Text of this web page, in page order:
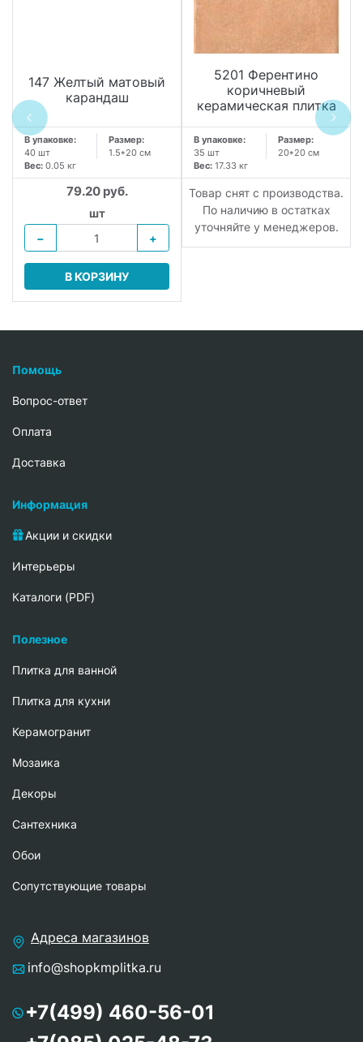
147 Желтый матовый
карандаш
В упаковке:
40 шт
Размер:
1.5*20 см
Вес: 0.05 кг
79.20 руб.
шт
−
+
В КОРЗИНУ
5201 Ферентино
коричневый
керамическая плитка
В упаковке:
35 шт
Размер:
20*20 см
Вес: 17.33 кг
Товар снят с производства.
По наличию в остатках
уточняйте у менеджеров.
Помощь
Вопрос-ответ
Oплата
Доставка
Информация
Акции и скидки
Интерьеры
Каталоги (PDF)
Полезное
Плитка для ванной
Плитка для кухни
Керамогранит
Мозаика
Декоры
Сантехника
Обои
Сопутствующие товары
Адреса магазинов
info@shopkmplitka.ru
+7(499) 460-56-01